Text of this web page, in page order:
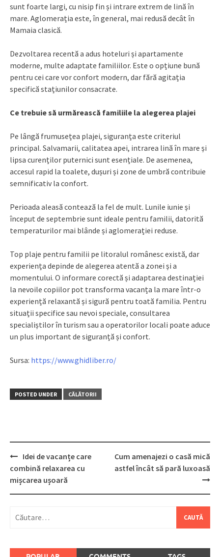
sunt foarte largi, cu nisip fin și intrare extrem de lină în
mare. Aglomerația este, în general, mai redusă decât în
Mamaia clasică.
Dezvoltarea recentă a adus hoteluri și apartamente
moderne, multe adaptate familiilor. Este o opțiune bună
pentru cei care vor confort modern, dar fără agitația
specifică stațiunilor consacrate.
Ce trebuie să urmărească familiile la alegerea plajei
Pe lângă frumusețea plajei, siguranța este criteriul
principal. Salvamarii, calitatea apei, intrarea lină în mare și
lipsa curenților puternici sunt esențiale. De asemenea,
accesul rapid la toalete, dușuri și zone de umbră contribuie
semnificativ la confort.
Perioada aleasă contează la fel de mult. Lunile iunie și
început de septembrie sunt ideale pentru familii, datorită
temperaturilor mai blânde și aglomerației reduse.
Top plaje pentru familii pe litoralul românesc există, dar
experiența depinde de alegerea atentă a zonei și a
momentului. O informare corectă și adaptarea destinației
la nevoile copiilor pot transforma vacanța la mare într-o
experiență relaxantă și sigură pentru toată familia. Pentru
situații specifice sau nevoi speciale, consultarea
specialiștilor în turism sau a operatorilor locali poate aduce
un plus important de siguranță și confort.
Sursa: https://www.ghidliber.ro/
POSTED UNDER CĂLĂTORII
Post
navigation
Idei de vacanțe care
combină relaxarea cu
mișcarea ușoară
Cum amenajezi o casă mică
astfel încât să pară luxoasă
după: